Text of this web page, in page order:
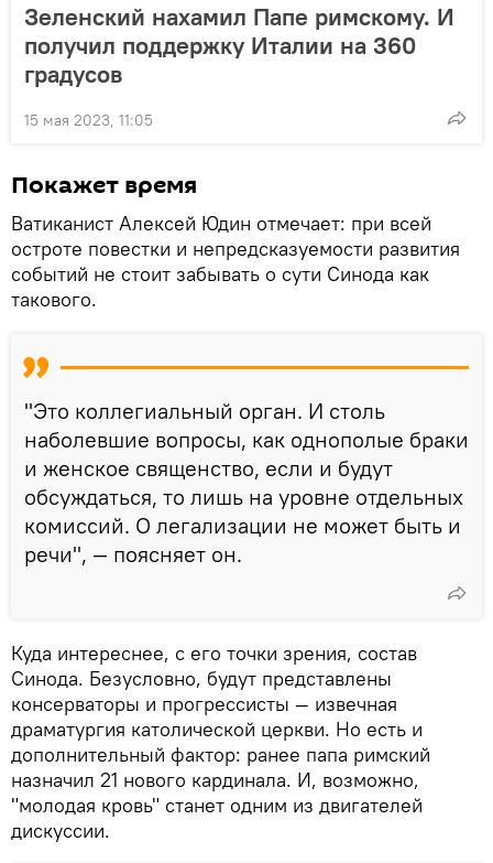
Зеленский нахамил Папе римскому. И
получил поддержку Италии на 360
градусов
15 мая 2023, 11:05
Покажет время
Ватиканист Алексей Юдин отмечает: при всей
остроте повестки и непредсказуемости развития
событий не стоит забывать о сути Синода как
такового.
"Это коллегиальный орган. И столь
наболевшие вопросы, как однополые браки
и женское священство, если и будут
обсуждаться, то лишь на уровне отдельных
комиссий. О легализации не может быть и
речи", — поясняет он.
Куда интереснее, с его точки зрения, состав
Синода. Безусловно, будут представлены
консерваторы и прогрессисты — извечная
драматургия католической церкви. Но есть и
дополнительный фактор: ранее папа римский
назначил 21 нового кардинала. И, возможно,
"молодая кровь" станет одним из двигателей
дискуссии.